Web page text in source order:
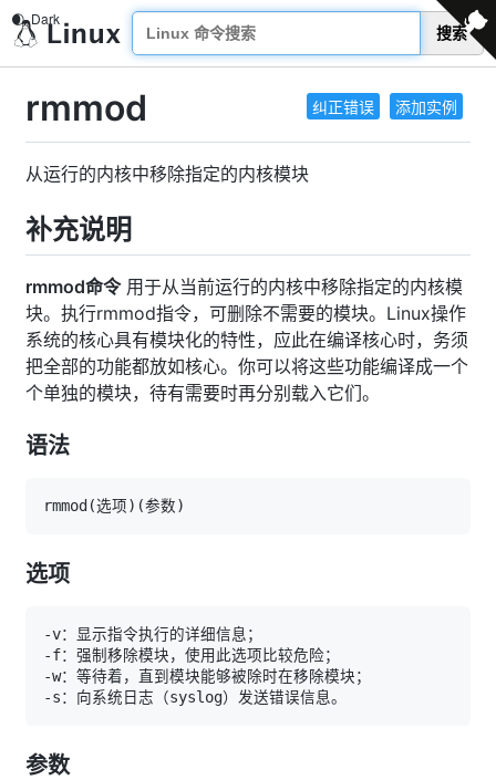
搜索
纠正错误 添加实例
rmmod
从运行的内核中移除指定的内核模块
补充说明
rmmod命令用于从当前运行的内核中移除指定的内核模
块。执行rmmod指令，可删除不需要的模块。Linux操作
系统的核心具有模块化的特性，应此在编译核心时，务须
把全部的功能都放如核心。你可以将这些功能编译成一个
个单独的模块，待有需要时再分别载入它们。
语法
rmmod (选项) (参数)
选项
参数